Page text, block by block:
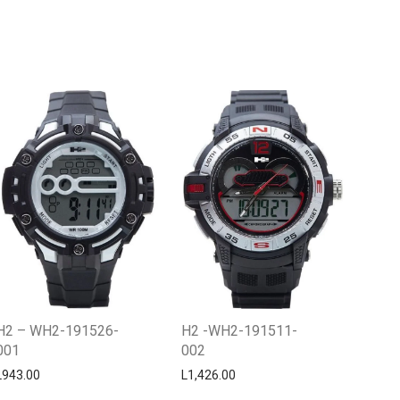
– WH2-191526-
943.00
H2 -WH2-191511-
002
L1,426.00
Centro Citizen
Typically replies within a day